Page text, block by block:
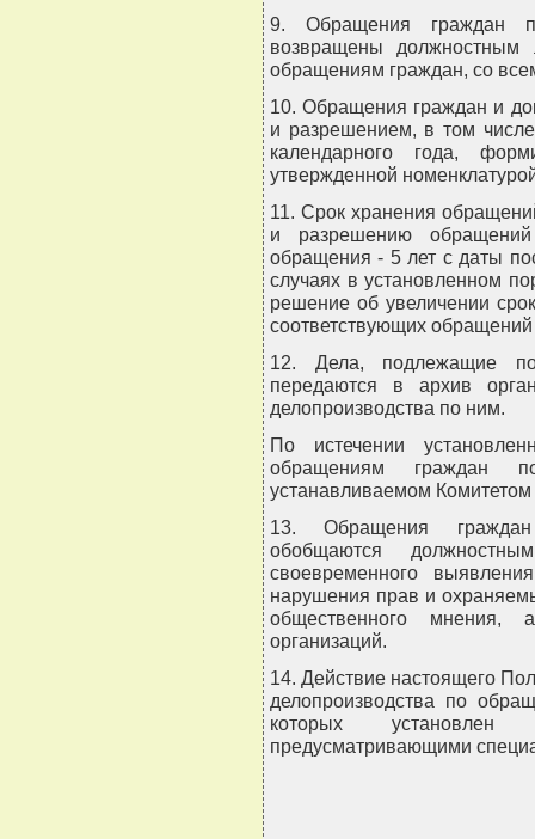
9. Обращения граждан
возвращены должностным
обращениям граждан, со
10. Обращения граждан и
и разрешением, в том
календарного года,
утвержденной
11. Срок хранения
и разрешению
обращения - 5 лет с даты
случаях в установленном
решение об увеличении
соответствующих
12. Дела, подлежащие
передаются в архив
делопроизводства по ним.
По истечении
обращениям граждан
устанавливаемом
13. Обращения граждан
обобщаются
своевременного
нарушения прав и
общественного мнения,
организаций.
14. Действие настоящего
делопроизводства по
которых
предусматривающими